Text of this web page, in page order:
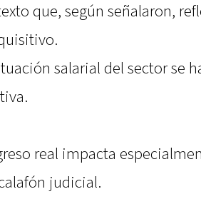
que, según señalaron,
salarial del sector se
real impacta
judicial.